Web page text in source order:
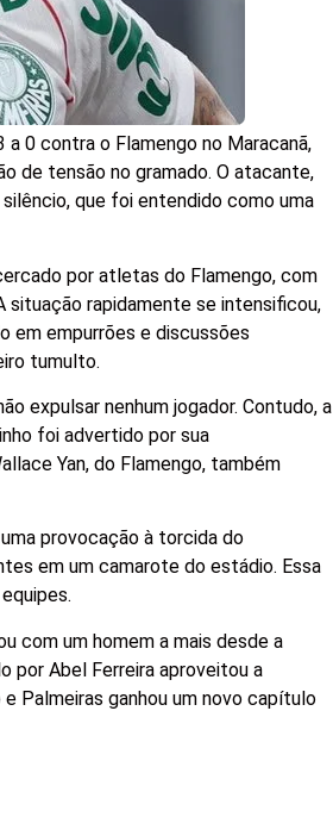
0 contra o Flamengo no Maracanã,
de tensão no gramado. O atacante,
que foi entendido como uma
por atletas do Flamengo, com
situação rapidamente se intensificou,
em empurrões e discussões
tumulto.
expulsar nenhum jogador. Contudo, a
foi advertido por sua
Yan, do Flamengo, também
provocação à torcida do
em um camarote do estádio. Essa
com um homem a mais desde a
por Abel Ferreira aproveitou a
Palmeiras ganhou um novo capítulo